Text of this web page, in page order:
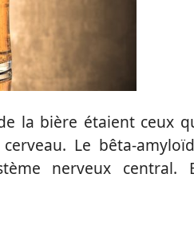
la bière étaient ceux
Le bêta-
nerveux central.